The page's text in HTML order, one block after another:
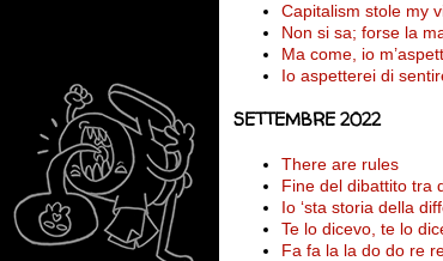
Capitalism stole my
Non si sa; forse la
Ma come, io
Io aspetterei di
SETTEMBRE 2022
There are rules
Fine del dibattito tra
Io ‘sta storia della
Te lo dicevo, te lo
Fa fa la la do do re